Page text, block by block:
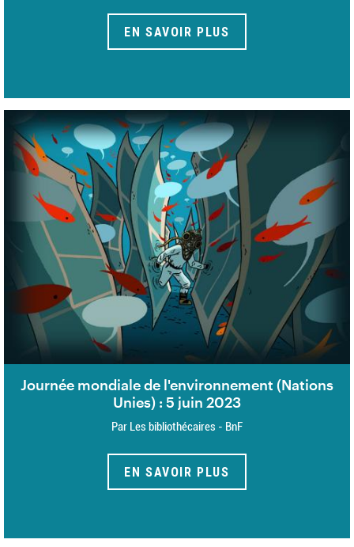
EN SAVOIR PLUS
Journée mondiale de l'environnement (Nations
Unies) : 5 juin 2023
Par Les bibliothécaires - BnF
EN SAVOIR PLUS